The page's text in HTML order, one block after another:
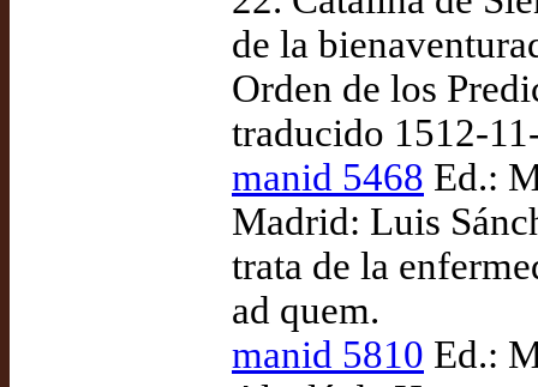
de la
Orden de los
traducido 1512-
manid 5468 Ed.:
Madrid: Luis
trata de la
ad quem.
manid 5810 Ed.: